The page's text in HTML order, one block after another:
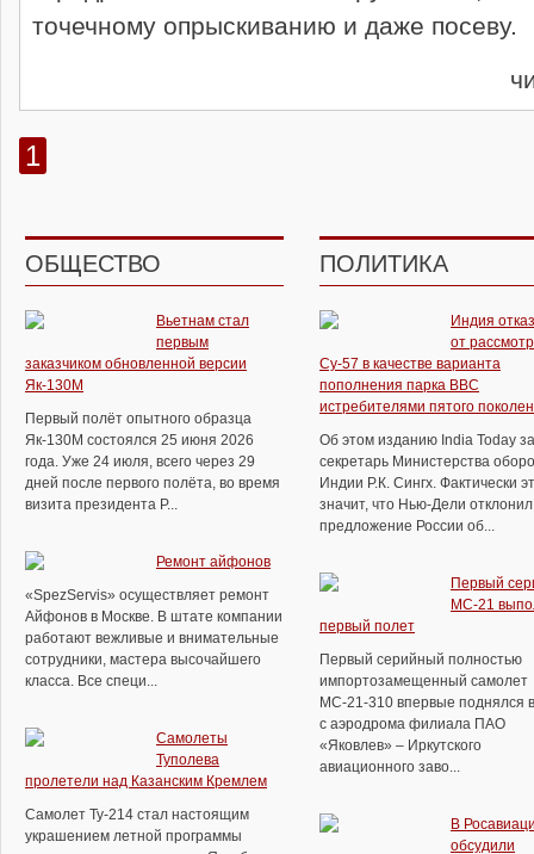
точечному опрыскиванию и даже посеву.
1
ОБЩЕСТВО
Вьетнам стал
первым
заказчиком обновленной версии
Як-130М
Первый полёт опытного образца
Як-130М состоялся 25 июня 2026
года. Уже 24 июля, всего через 29
дней после первого полёта, во время
визита президента Р...
Ремонт айфонов
«SpezServis» осуществляет ремонт
Айфонов в Москве. В штате компании
работают вежливые и внимательные
сотрудники, мастера высочайшего
класса. Все специ...
Самолеты
Туполева
пролетели над Казанским Кремлем
Самолет Ту-214 стал настоящим
украшением летной программы
ПОЛИТИКА
Индия
от
Су-57 в качестве варианта
пополнения парка ВВС
истребителями пятого
Об этом изданию India Today
секретарь Министерства
Индии Р.К. Сингх. Фактически
значит, что Нью-Дели отклонил
предложение России об...
Первый
МС-21
первый полет
Первый серийный полностью
импортозамещенный самолет
МС-21-310 впервые поднялся
с аэродрома филиала ПАО
«Яковлев» – Иркутского
авиационного заво...
В
обсудили